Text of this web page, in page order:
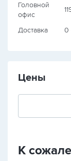
Головной
офис
Доставка 0
Цены
К